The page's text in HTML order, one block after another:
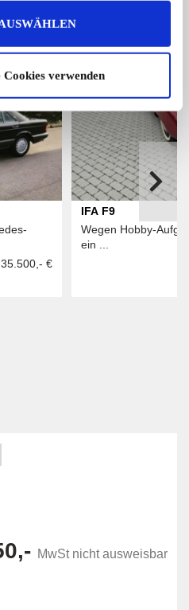
verwenden
5
35.500,- €
IFA F9
Wegen Hobby-
ein ...
MwSt nicht ausweisbar